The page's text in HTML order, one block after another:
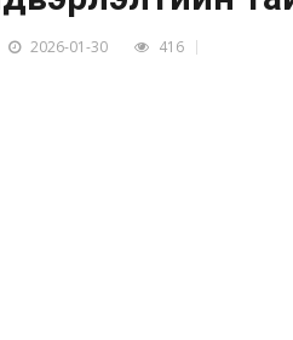
2026-01-30 416